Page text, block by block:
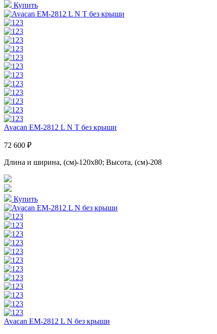
Купить
Avacan EM-2812 L N T без крыши
72 600 ₽
Длина и ширина, (см)-120x80; Высота, (см)-208
Купить
Avacan EM-2812 L N без крыши